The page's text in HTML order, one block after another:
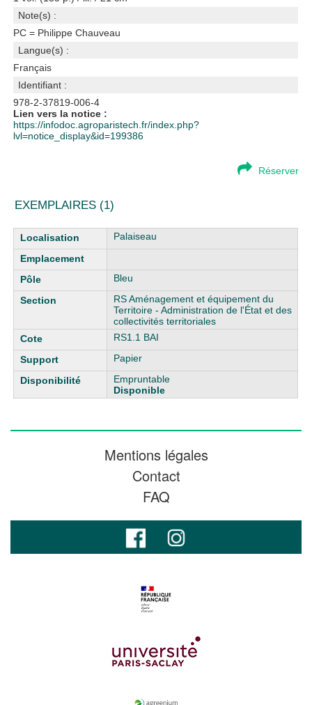
Note(s) :
PC = Philippe Chauveau
Langue(s) :
Français
Identifiant :
978-2-37819-006-4
Lien vers la notice :
https://infodoc.agroparistech.fr/index.php?
lvl=notice_display&id=199386
Réserver
EXEMPLAIRES (1)
Liste des exemplaires Palaiseau
Bleu
RS Aménagement et équipement du
Territoire - Administration de l'État et des
collectivités territoriales
RS1.1 BAI
Papier
Empruntable
Disponible
Mentions légales
Contact
FAQ